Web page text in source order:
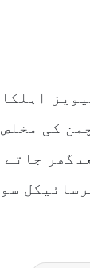
کی
جاتے